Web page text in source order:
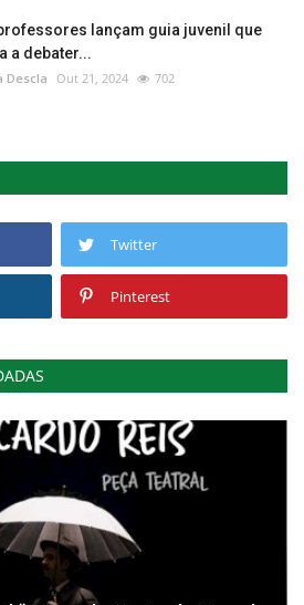
lançam guia juvenil que
a debater...
Descla Out 21, 2024 702
Twitter
Pinterest